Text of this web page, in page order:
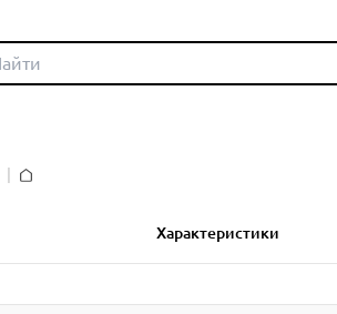
Характеристики